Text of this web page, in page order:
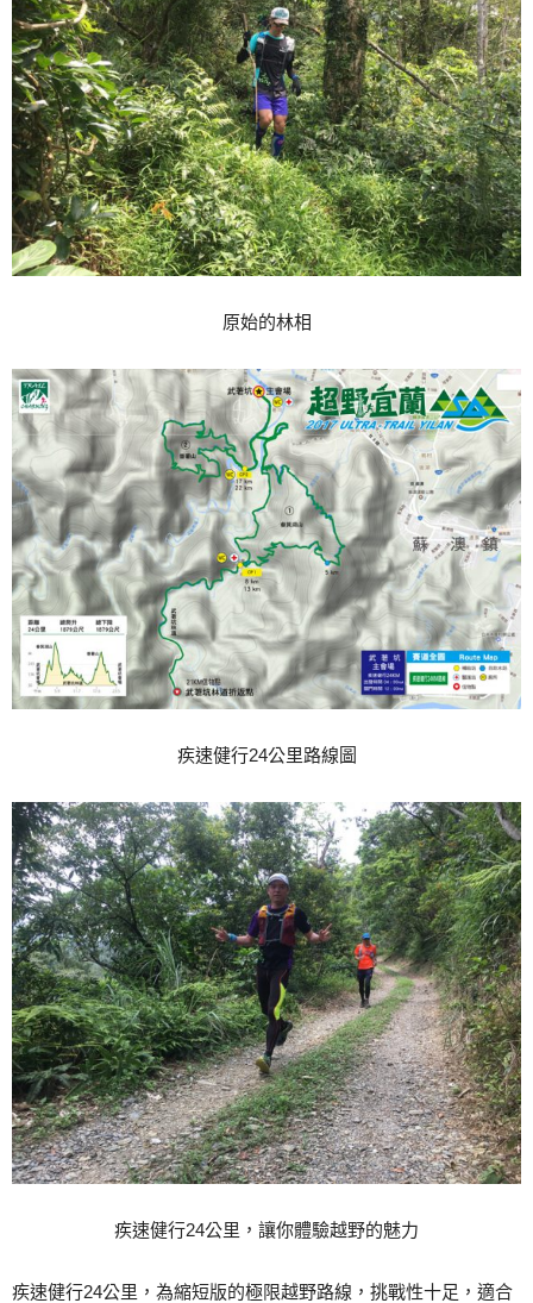
原始的林相
疾速健行24公里路線圖
疾速健行24公里，讓你體驗越野的魅力
疾速健行24公里，為縮短版的極限越野路線，挑戰性十足，適合